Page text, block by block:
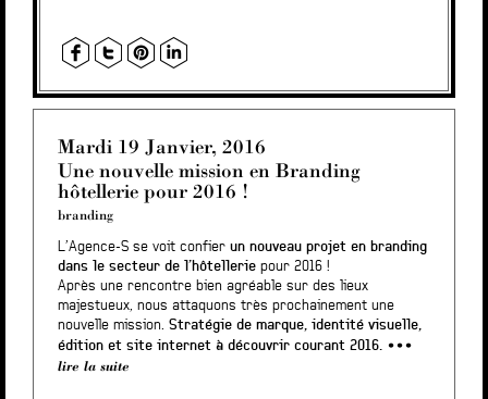
Mardi 19 Janvier, 2016
Une nouvelle mission en Branding
hôtellerie pour 2016 !
branding
L’Agence-S se voit confier un nouveau projet en branding
dans le secteur de l’hôtellerie pour 2016 !
Après une rencontre bien agréable sur des lieux
majestueux, nous attaquons très prochainement une
nouvelle mission. Stratégie de marque, identité visuelle,
édition et site internet à découvrir courant 2016.
lire la suite